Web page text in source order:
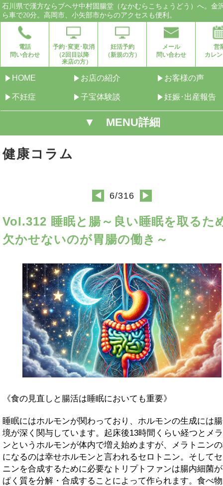
石川県で漢方ならブヘサ中村固腸堂（なかむらこちょうどう）へ。金
ら車で20分。高岡市、小矢部市からのアクセスも便利。
電話
問い合わせ
予約･変更･取消
（2回目以降
来店の方）
妊活予約
（新規の方）
メール
問い合わせ
営
カレ
HOME お店の紹介 お客様の声
不妊症 子宝体験談 妊娠･出産報告
▼ MENU詳細
健康コラム
◀ 6/316 ▶
Vol.312 睡眠と腸～良い睡眠を取るた
欠かせないのが胃腸の働き～
《食の見直しと腸活は睡眠においても重要》
睡眠にはホルモンが関わっており、ホルモンの生成には
境が深く関与しています。起床後13時間くらい経つとメ
ンというホルモンが体内で増え始めますが、メラトニン
になるのは幸せホルモンと言われるセロトニン。そして
ニンを合成するために必要なトリプトファンは腸内細菌
ぱく質を分解・合成することによって作られます。食べ